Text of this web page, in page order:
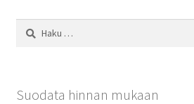
Haku:
Suodata hinnan mukaan